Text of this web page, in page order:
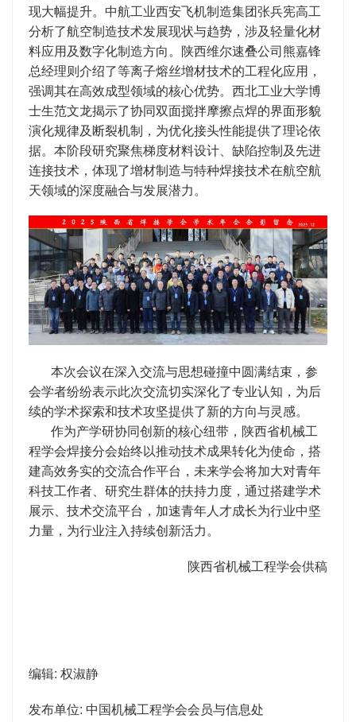
现大幅提升。中航工业西安飞机制造集团张兵宪高工
分析了航空制造技术发展现状与趋势，涉及轻量化材
料应用及数字化制造方向。陕西维尔速叠公司熊嘉锋
总经理则介绍了等离子熔丝增材技术的工程化应用，
强调其在高效成型领域的核心优势。西北工业大学博
士生范文龙揭示了协同双面搅拌摩擦点焊的界面形貌
演化规律及断裂机制，为优化接头性能提供了理论依
据。本阶段研究聚焦梯度材料设计、缺陷控制及先进
连接技术，体现了增材制造与特种焊接技术在航空航
天领域的深度融合与发展潜力。
本次会议在深入交流与思想碰撞中圆满结束，参
会学者纷纷表示此次交流切实深化了专业认知，为后
续的学术探索和技术攻坚提供了新的方向与灵感。
作为产学研协同创新的核心纽带，陕西省机械工
程学会焊接分会始终以推动技术成果转化为使命，搭
建高效务实的交流合作平台，未来学会将加大对青年
科技工作者、研究生群体的扶持力度，通过搭建学术
展示、技术交流平台，加速青年人才成长为行业中坚
力量，为行业注入持续创新活力。
陕西省机械工程学会供稿
编辑: 权淑静
发布单位: 中国机械工程学会会员与信息处